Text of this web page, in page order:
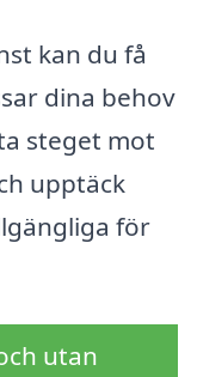
kan du få
dina behov
steget mot
upptäck
för
utan